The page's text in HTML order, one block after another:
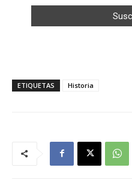
ETIQUETAS Historia